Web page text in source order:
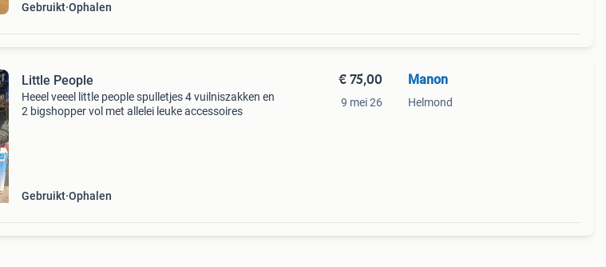
Gebruikt Ophalen
Little People
Heeel veeel little people spulletjes 4 vuilniszakken en
2 bigshopper vol met allelei leuke accessoires
Gebruikt Ophalen
€ 75,00
9 mei 26
Manon
Helmond